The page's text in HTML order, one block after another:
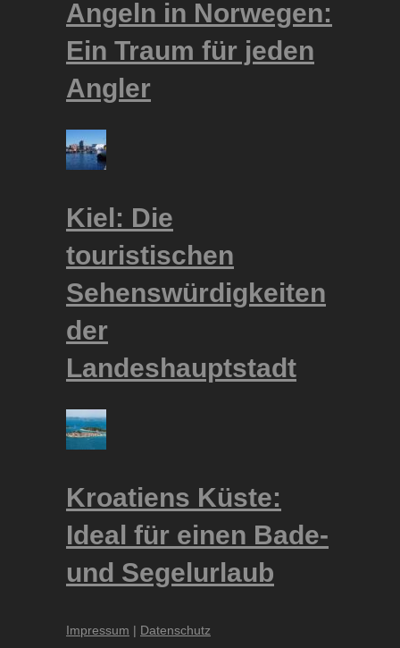
Angeln in Norwegen:
Ein Traum für jeden
Angler
Kiel: Die
touristischen
Sehenswürdigkeiten
der
Landeshauptstadt
Kroatiens Küste:
Ideal für einen Bade-
und Segelurlaub
Impressum | Datenschutz